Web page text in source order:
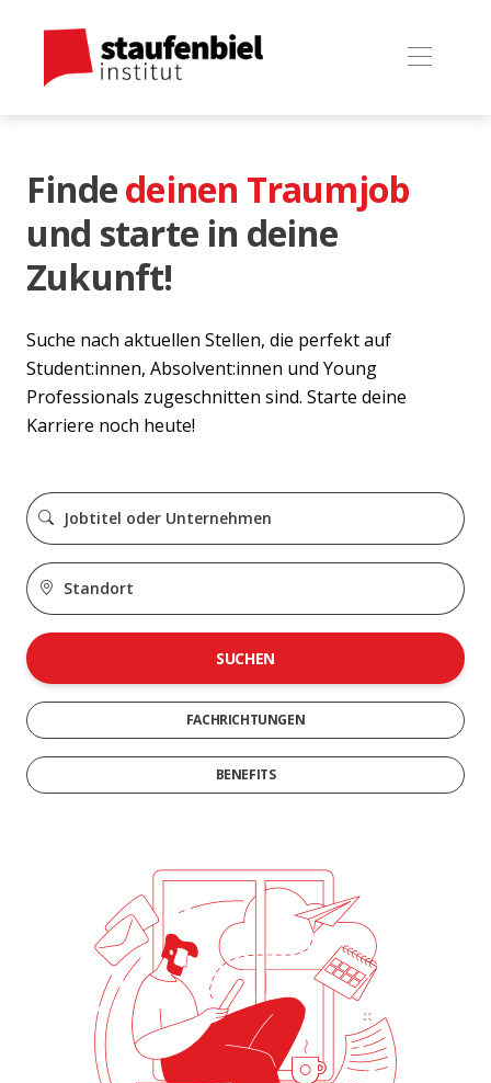
Findedeinen Traumjob
und starte in deine
Zukunft!
Suche nach aktuellen Stellen, die perfekt auf
Student:innen, Absolvent:innen und Young
Professionals zugeschnitten sind. Starte deine
Karriere noch heute!
SUCHEN
FACHRICHTUNGEN
BENEFITS